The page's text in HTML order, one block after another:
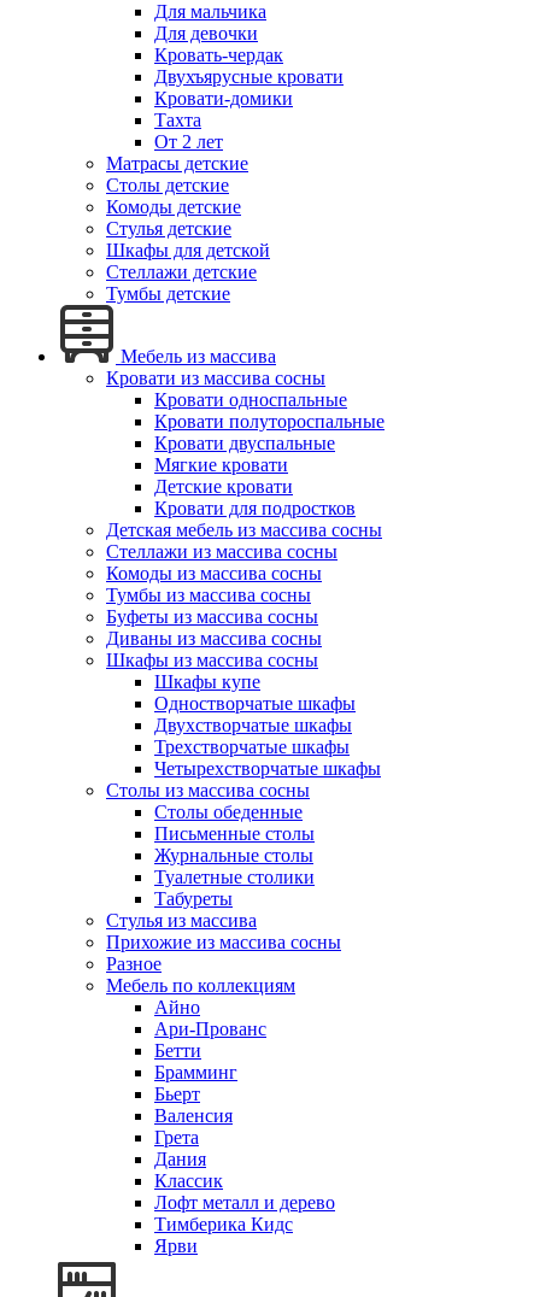
Для мальчика
Для девочки
Кровать-чердак
Двухъярусные кровати
Кровати-домики
Тахта
От 2 лет
Матрасы детские
Столы детские
Комоды детские
Стулья детские
Шкафы для детской
Стеллажи детские
Тумбы детские
Мебель из массива
Кровати из массива сосны
Кровати односпальные
Кровати полутороспальные
Кровати двуспальные
Мягкие кровати
Детские кровати
Кровати для подростков
Детская мебель из массива сосны
Стеллажи из массива сосны
Комоды из массива сосны
Тумбы из массива сосны
Буфеты из массива сосны
Диваны из массива сосны
Шкафы из массива сосны
Шкафы купе
Одностворчатые шкафы
Двухстворчатые шкафы
Трехстворчатые шкафы
Четырехстворчатые шкафы
Столы из массива сосны
Столы обеденные
Письменные столы
Журнальные столы
Туалетные столики
Табуреты
Стулья из массива
Прихожие из массива сосны
Разное
Мебель по коллекциям
Айно
Ари-Прованс
Бетти
Брамминг
Бьерт
Валенсия
Грета
Дания
Классик
Лофт металл и дерево
Тимберика Кидс
Ярви